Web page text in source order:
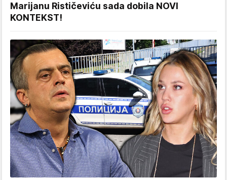
Marijanu Rističeviću sada dobila NOVI
KONTEKST!